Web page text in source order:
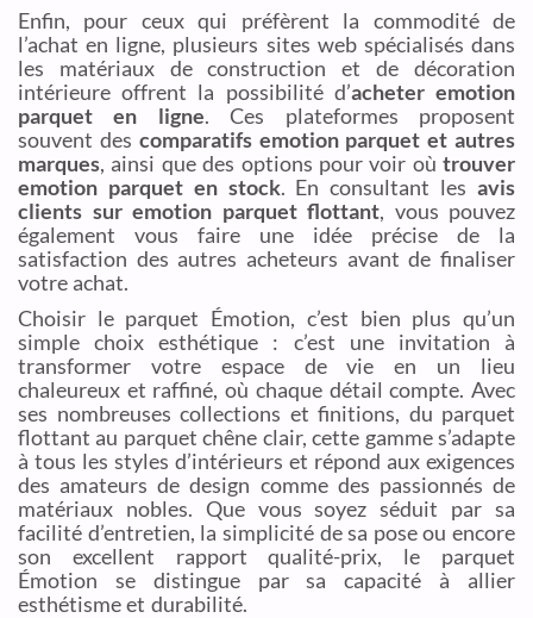
Enfin, pour ceux qui préfèrent la commodité de
l’achat en ligne, plusieurs sites web spécialisés dans
les matériaux de construction et de décoration
intérieure offrent la possibilité d’acheter emotion
parquet en ligne. Ces plateformes proposent
souvent des comparatifs emotion parquet et autres
marques, ainsi que des options pour voir où trouver
emotion parquet en stock. En consultant lesavis
clients sur emotion parquet flottant, vous pouvez
également vous faire une idée précise de la
satisfaction des autres acheteurs avant de finaliser
votre achat.
Choisir le parquet Émotion, c’est bien plus qu’un
simple choix esthétique : c’est une invitation à
transformer votre espace de vie en un lieu
chaleureux et raffiné, où chaque détail compte. Avec
ses nombreuses collections et finitions, du parquet
flottant au parquet chêne clair, cette gamme s’adapte
à tous les styles d’intérieurs et répond aux exigences
des amateurs de design comme des passionnés de
matériaux nobles. Que vous soyez séduit par sa
facilité d’entretien, la simplicité de sa pose ou encore
son excellent rapport qualité-prix, le parquet
Émotion se distingue par sa capacité à allier
esthétisme et durabilité.